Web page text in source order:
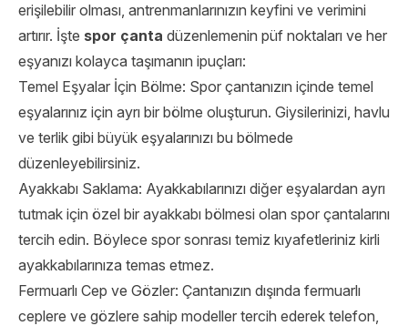
erişilebilir olması, antrenmanlarınızın keyfini ve verimini
artırır. İşte spor çanta düzenlemenin püf noktaları ve her
eşyanızı kolayca taşımanın ipuçları:
Temel Eşyalar İçin Bölme: Spor çantanızın içinde temel
eşyalarınız için ayrı bir bölme oluşturun. Giysilerinizi, havlu
ve terlik gibi büyük eşyalarınızı bu bölmede
düzenleyebilirsiniz.
Ayakkabı Saklama: Ayakkabılarınızı diğer eşyalardan ayrı
tutmak için özel bir ayakkabı bölmesi olan spor çantalarını
tercih edin. Böylece spor sonrası temiz kıyafetleriniz kirli
ayakkabılarınıza temas etmez.
Fermuarlı Cep ve Gözler: Çantanızın dışında fermuarlı
ceplere ve gözlere sahip modeller tercih ederek telefon,